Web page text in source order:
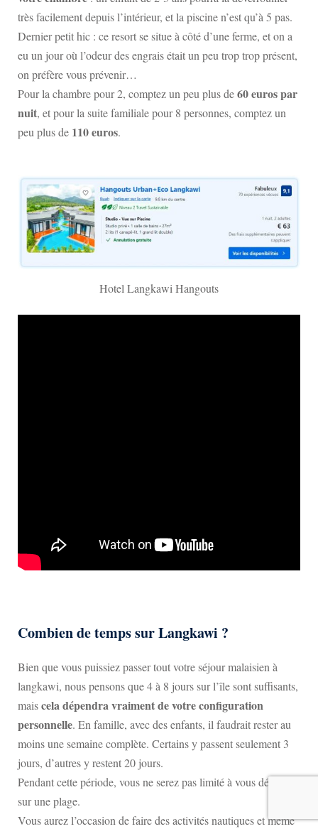
très facilement depuis l’intérieur, et la piscine n’est qu’à 5 pas.
Dernier petit hic : ce resort se situe à côté d’une ferme, et on a
eu un jour où l’odeur des engrais était un peu trop trop présent,
on préfère vous prévenir…
Pour la chambre pour 2, comptez un peu plus de60 euros par
nuit, et pour la suite familiale pour 8 personnes, comptez un
peu plus de 110 euros.
Hotel Langkawi Hangouts
Combien de temps sur Langkawi ?
Bien que vous puissiez passer tout votre séjour malaisien à
langkawi, nous pensons que 4 à 8 jours sur l’île sont suffisants,
maiscela dépendra vraiment de votre configuration
personnelle. En famille, avec des enfants, il faudrait rester au
moins une semaine complète. Certains y passent seulement 3
jours, d’autres y restent 20 jours.
Pendant cette période, vous ne serez pas limité à vous détendre
sur une plage.
Vous aurez l’occasion de faire des activités nautiques et même